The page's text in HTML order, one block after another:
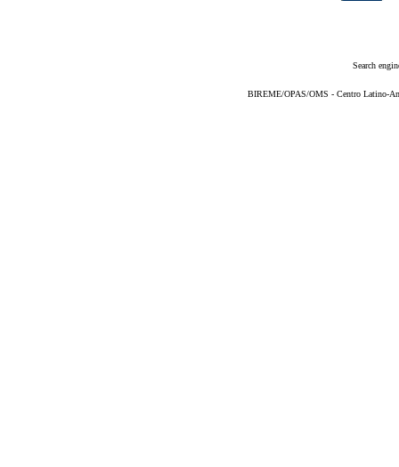
Search
BIREME/OPAS/OMS - Centro Latino-